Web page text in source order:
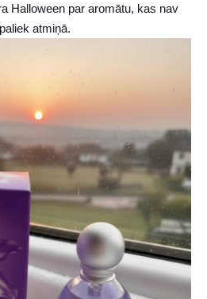
Halloween par aromātu, kas nav
atmiņā.